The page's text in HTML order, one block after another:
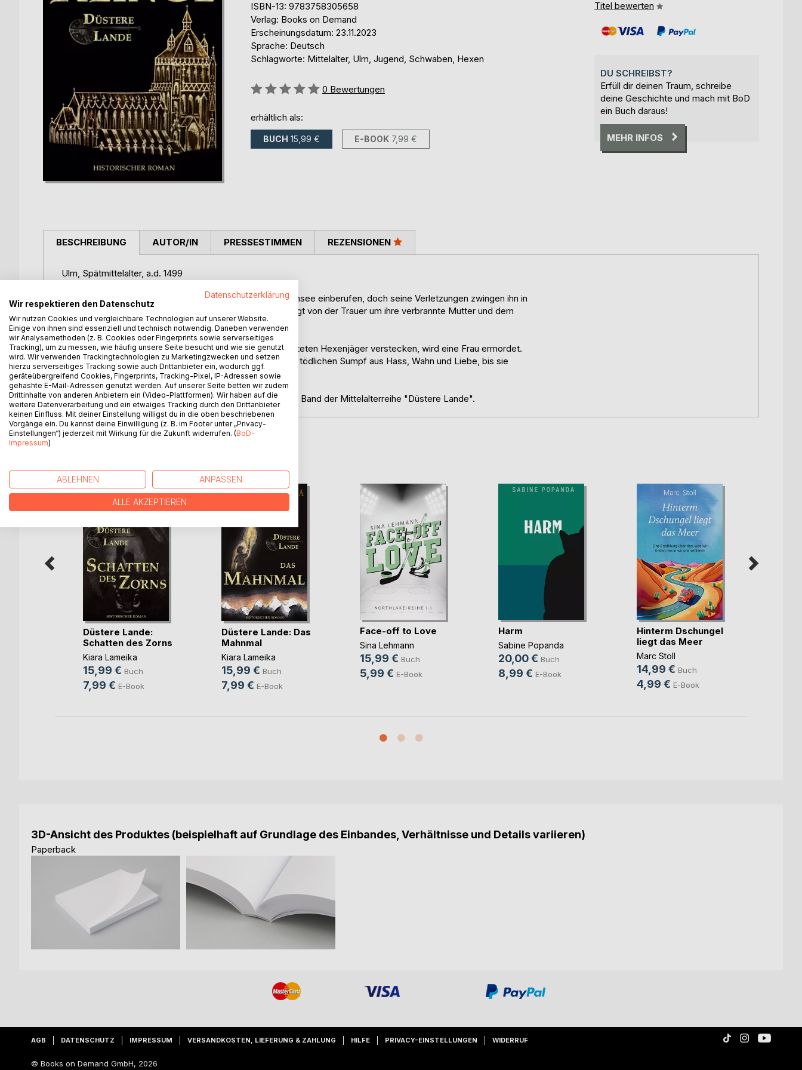
ISBN-13: 9783758305658
Verlag: Books on Demand
Erscheinungsdatum: 23.11.2023
Sprache: Deutsch
Schlagworte: Mittelalter, Ulm, Jugend, Schwaben, Hexen
Bewertung::
0 Bewertungen
erhältlich als:
BUCH 15,99 € E-BOOK 7,99 €
Titel bewerten
DU SCHREIBST?
Erfüll dir deinen Traum, schreibe
deine Geschichte und mach mit BoD
ein Buch daraus!
MEHR INFOS
BESCHREIBUNG
Ulm, Spätmittelalter, a.d. 1499
Der junge Mathes wurde in den Schwabenkrieg am Bodensee einberufen, doch seine Verletzungen zwingen ihn in
ein Ulmer Spital. Seine Freundin Ennlin begleitet ihn, geplagt von der Trauer um ihre verbrannte Mutter und dem
Hass auf die Inquisition.
Während sich die beiden Jugendlichen vor einem gefürchteten Hexenjäger verstecken, wird eine Frau ermordet.
Ehe sie sich versehen, geraten Ennlin und Mathes in einen tödlichen Sumpf aus Hass, Wahn und Liebe, bis sie
schließlich der Krieg einholt ...
Nach "Das Mahnmal" und "Schatten des Zorns" der dritte Band der Mittelalterreihe "Düstere Lande".
AUTOR/IN PRESSESTIMMEN REZENSIONEN
Düstere Lande:
Schatten des Zorns
Kiara Lameika
15,99 € Buch
7,99 € E-Book
Düstere Lande: Das
Mahnmal
Kiara Lameika
15,99 € Buch
7,99 € E-Book
Face-off to Love
Sina Lehmann
15,99 € Buch
5,99 € E-Book
Harm
Sabine Popanda
20,00 € Buch
8,99 € E-Book
Hinterm Dschungel
liegt das Meer
Marc Stoll
14,99 € Buch
4,99 € E-Book
3D-Ansicht des Produktes (beispielhaft auf Grundlage des Einbandes, Verhältnisse und Details variieren)
Paperback
AGB DATENSCHUTZ IMPRESSUM VERSANDKOSTEN, LIEFERUNG & ZAHLUNG HILFE PRIVACY-EINSTELLUNGEN WIDERRUF
© Books on Demand GmbH, 2026
Datenschutzerklärung
Wir respektieren den Datenschutz
Wir nutzen Cookies und vergleichbare Technologien auf unserer Website.
Einige von ihnen sind essenziell und technisch notwendig. Daneben verwenden
wir Analysemethoden (z. B. Cookies oder Fingerprints sowie serverseitiges
Tracking), um zu messen, wie häufig unsere Seite besucht und wie sie genutzt
wird. Wir verwenden Trackingtechnologien zu Marketingzwecken und setzen
hierzu serverseitiges Tracking sowie auch Drittanbieter ein, wodurch ggf.
geräteübergreifend Cookies, Fingerprints, Tracking-Pixel, IP-Adressen sowie
gehashte E-Mail-Adressen genutzt werden. Auf unserer Seite betten wir zudem
Drittinhalte von anderen Anbietern ein (Video-Plattformen). Wir haben auf die
weitere Datenverarbeitung und ein etwaiges Tracking durch den Drittanbieter
keinen Einfluss. Mit deiner Einstellung willigst du in die oben beschriebenen
Vorgänge ein. Du kannst deine Einwilligung (z. B. im Footer unter „Privacy-
Einstellungen“) jederzeit mit Wirkung für die Zukunft widerrufen. (BoD-
Impressum)
ABLEHNEN ANPASSEN
ALLE AKZEPTIEREN